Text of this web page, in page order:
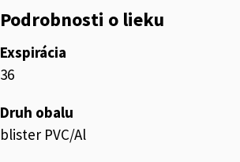
Podrobnosti o lieku
Exspirácia
36
Druh obalu
blister PVC/Al